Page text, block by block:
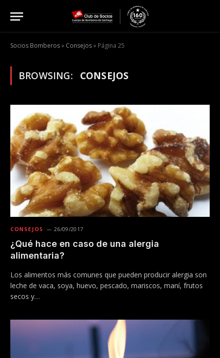
Socios Bomberos» Consejos» Página 25
BROWSING: CONSEJOS
CONSEJOS 26/09/2017
¿Qué hace en caso de una alergia
alimentaria?
Los alimentos más comunes que pueden producir alergia son
leche de vaca, soya, huevo, pescado, mariscos, maní, frutos
secos y…